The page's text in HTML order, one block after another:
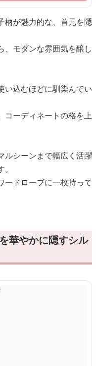
柄が魅力的な、首元を隠
、モダンな雰囲気を醸し
い込むほどに馴染んでい
コーディネートの格を上
ルシーンまで幅広く活躍
ードローブに一枚持って
華やかに隠すシル